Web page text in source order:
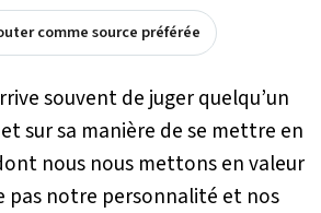
comme source préférée
souvent de juger quelqu’un
sur sa manière de se mettre en
nous nous mettons en valeur
pas notre personnalité et nos